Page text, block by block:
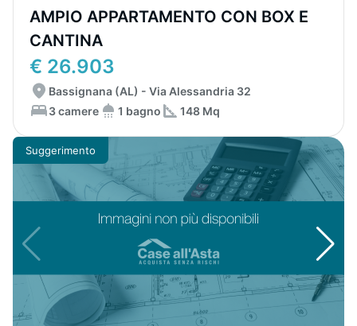
AMPIO APPARTAMENTO CON BOX E
CANTINA
€ 26.903
Bassignana (AL) - Via Alessandria 32
3 camere
1 bagno 148 Mq
Suggerimento